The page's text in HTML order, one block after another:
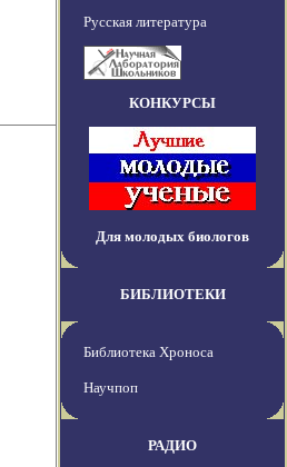
Русская литература
КОНКУРСЫ
Для молодых биологов
БИБЛИОТЕКИ
Библиотека Хроноса
Научпоп
РАДИО